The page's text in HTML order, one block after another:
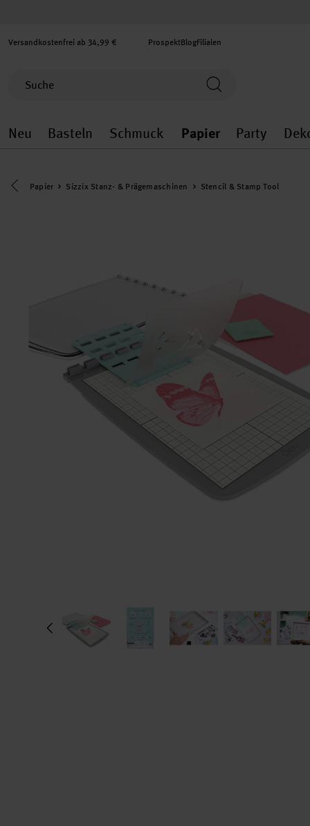
Versandkostenfrei ab 34,99 € ProspektBlogFilialen
Neu
Neu general.openMenu
Basteln
Basteln general.openMenu
Schmuck
Schmuck
Papier
Papier
Party
Eine Kategorie zurück navigieren
Papier Sizzix Stanz- & Prägemaschinen Stencil & Stamp Tool